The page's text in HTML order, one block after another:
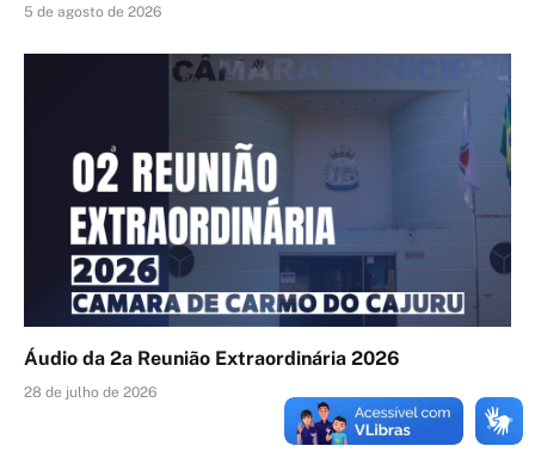
5 de agosto de 2026
Áudio da 2a Reunião Extraordinária 2026
28 de julho de 2026